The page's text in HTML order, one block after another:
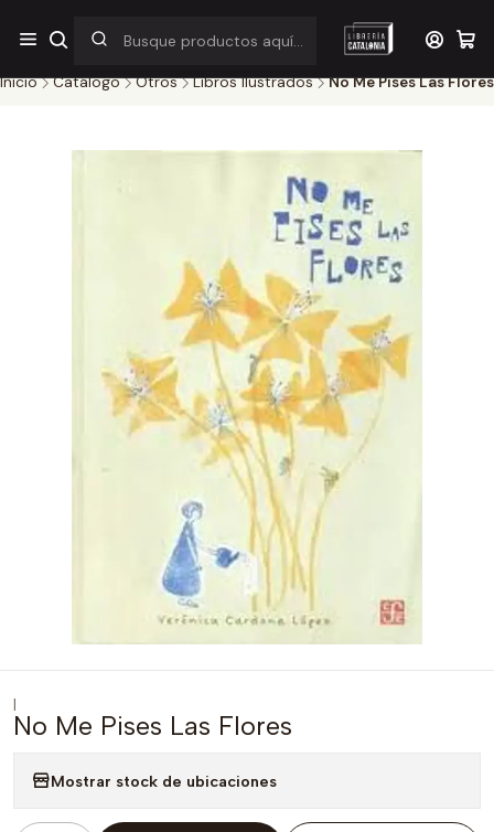
¡Por pocos días! Despacho a $1.000 en RM por compras sobre
$38.000
Inicio Catálogo Otros Libros Ilustrados No Me Pises Las Flores
|
No Me Pises Las Flores
Mostrar stock de ubicaciones